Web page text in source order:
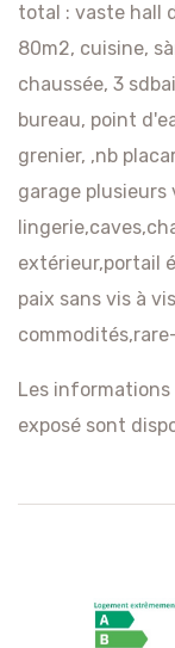
total : vaste hall
80m2, cuisine,
chaussée, 3
bureau, point
grenier, ,nb
garage plusieurs
extérieur,portail
paix sans vis à
Les informations
exposé sont